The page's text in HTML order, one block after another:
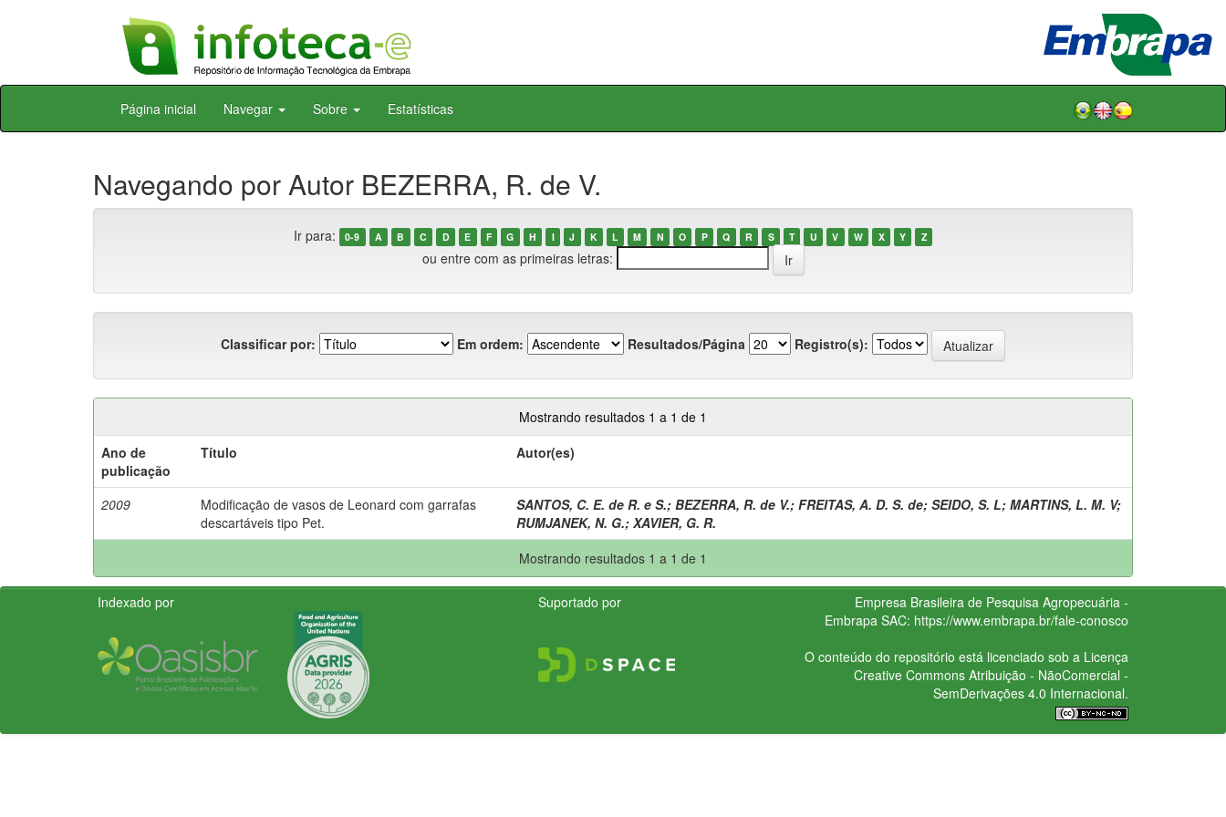
Skip
Página inicial Navegar Sobre Estatísticas
Navegando por Autor BEZERRA, R. de V.
Ir para: 0-9 A B C D E F G H I J K L M N O P Q R S T U V W X Y Z
ou entre com as primeiras letras:
Classificar por: Em ordem: Resultados/Página Registro(s):
Mostrando resultados 1 a 1 de 1
Ano de
publicação
Título Autor(es)
2009
Modificação de vasos de Leonard com garrafas
descartáveis tipo Pet.
SANTOS, C. E. de R. e S.; BEZERRA, R. de V.; FREITAS, A. D. S. de; SEIDO, S. L; MARTINS, L. M. V;
RUMJANEK, N. G.; XAVIER, G. R.
Mostrando resultados 1 a 1 de 1
Indexado por Suportado por
Empresa Brasileira de Pesquisa Agropecuária -
Embrapa SAC: https://www.embrapa.br/fale-conosco
O conteúdo do repositório está licenciado sob a Licença
Creative CommonsAtribuição - NãoComercial -
SemDerivações 4.0 Internacional.